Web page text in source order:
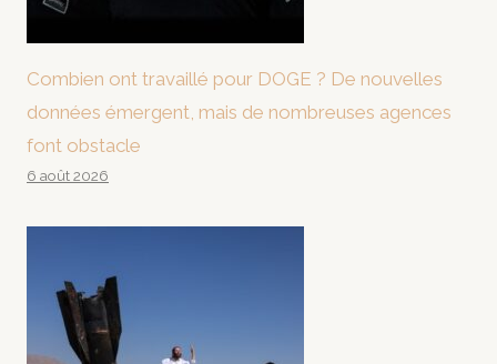
Combien ont travaillé pour DOGE ? De nouvelles
données émergent, mais de nombreuses agences
font obstacle
6 août 2026